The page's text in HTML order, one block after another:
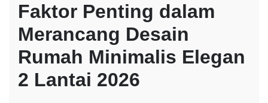
Faktor Penting dalam
Merancang Desain
Rumah Minimalis Elegan
2 Lantai 2026